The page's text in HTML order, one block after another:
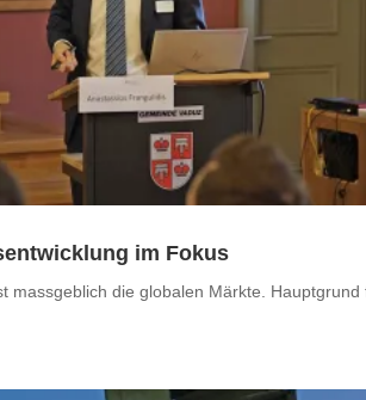
im Fokus
massgeblich die globalen Märkte.